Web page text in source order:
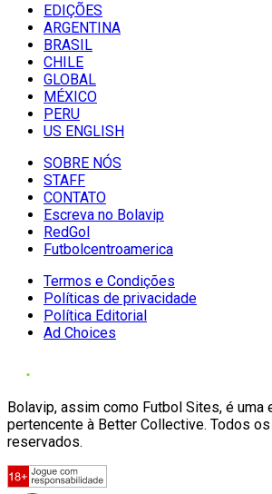
EDIÇÕES
ARGENTINA
BRASIL
CHILE
GLOBAL
MÉXICO
PERU
US ENGLISH
SOBRE NÓS
STAFF
CONTATO
Escreva no Bolavip
RedGol
Futbolcentroamerica
Termos e Condições
Políticas de privacidade
Política Editorial
Ad Choices
Bolavip, assim como Futbol Sites, é uma
pertencente à Better Collective. Todos
reservados.